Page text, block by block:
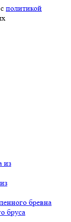
политикой
из
бревна
бруса